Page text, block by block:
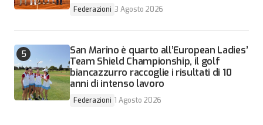
Federazioni 3 Agosto 2026
San Marino è quarto all’European Ladies’
Team Shield Championship, il golf
biancazzurro raccoglie i risultati di 10
anni di intenso lavoro
Federazioni 1 Agosto 2026